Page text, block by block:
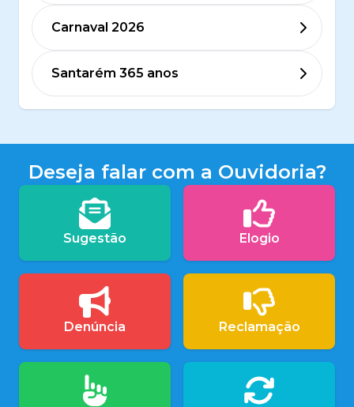
Carnaval 2026
Santarém 365 anos
Deseja falar com a Ouvidoria?
Sugestão Elogio
Denúncia Reclamação